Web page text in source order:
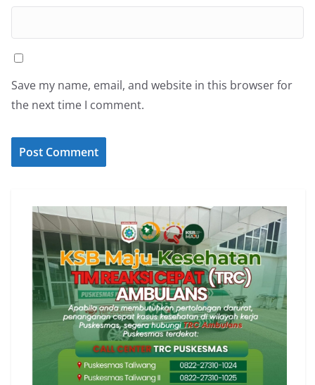
Save my name, email, and website in this browser for
the next time I comment.